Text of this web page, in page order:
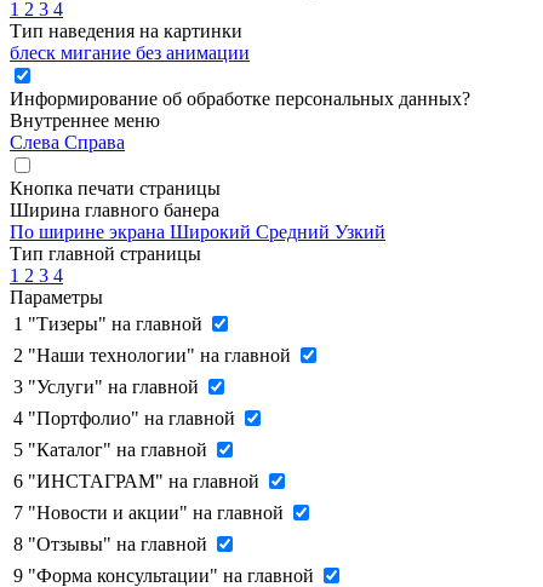
1 2 3 4
Тип наведения на картинки
блеск мигание без анимации
Информирование об обработке персональных данных?
Внутреннее меню
Слева Справа
Кнопка печати страницы
Ширина главного банера
По ширине экрана Широкий Средний Узкий
Тип главной страницы
1 2 3 4
Параметры
1 "Тизеры" на главной
2 "Наши технологии" на главной
3 "Услуги" на главной
4 "Портфолио" на главной
5 "Каталог" на главной
6 "ИНСТАГРАМ" на главной
7 "Новости и акции" на главной
8 "Отзывы" на главной
9 "Форма консультации" на главной